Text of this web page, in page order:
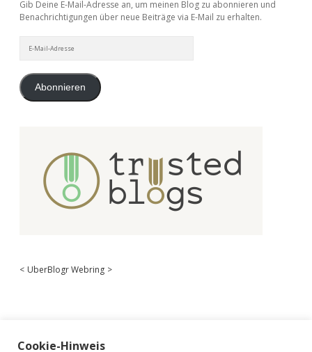
Gib Deine E-Mail-Adresse an, um meinen Blog zu abonnieren und
Benachrichtigungen über neue Beiträge via E-Mail zu erhalten.
Mail-
Abonnieren
< UberBlogr Webring >
Cookie-Hinweis